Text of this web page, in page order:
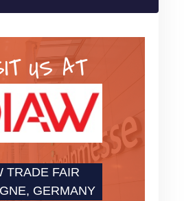
US AT
TRADE FAIR
GERMANY